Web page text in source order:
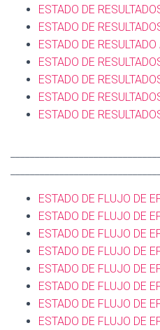
ESTADO DE
ESTADO DE
ESTADO DE
ESTADO DE
ESTADO DE
ESTADO DE
ESTADO DE
ESTADO DE FLUJO DE
ESTADO DE FLUJO DE
ESTADO DE FLUJO DE
ESTADO DE FLUJO DE
ESTADO DE FLUJO DE
ESTADO DE FLUJO DE
ESTADO DE FLUJO DE
ESTADO DE FLUJO DE